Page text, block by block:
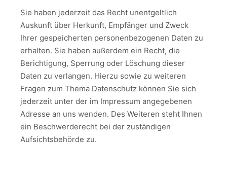
Sie haben jederzeit das Recht unentgeltlich
Auskunft über Herkunft, Empfänger und Zweck
Ihrer gespeicherten personenbezogenen Daten zu
erhalten. Sie haben außerdem ein Recht, die
Berichtigung, Sperrung oder Löschung dieser
Daten zu verlangen. Hierzu sowie zu weiteren
Fragen zum Thema Datenschutz können Sie sich
jederzeit unter der im Impressum angegebenen
Adresse an uns wenden. Des Weiteren steht Ihnen
ein Beschwerderecht bei der zuständigen
Aufsichtsbehörde zu.